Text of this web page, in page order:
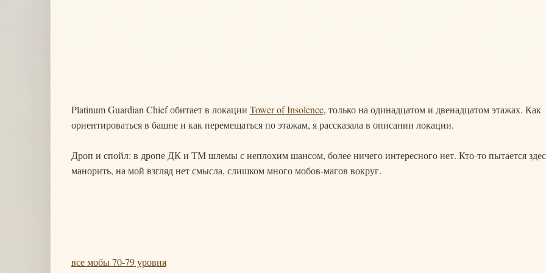
Platinum Guardian Chief обитает в локации Tower of Insolence, только на одинадцатом и двенадцатом этажах. Как
ориентироваться в башне и как перемещаться по этажам, я рассказала в описании локации.
Дроп и спойл: в дропе ДК и ТМ шлемы с неплохим шансом, более ничего интересного нет. Кто-то пытается
манорить, на мой взгляд нет смысла, слишком много мобов-магов вокруг.
все мобы 70-79 уровня